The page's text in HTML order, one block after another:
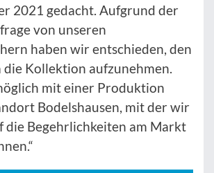
2021 gedacht. Aufgrund der
von unseren
haben wir entschieden, den
Kollektion aufzunehmen.
mit einer Produktion
Bodelshausen, mit der wir
die Begehrlichkeiten am Markt